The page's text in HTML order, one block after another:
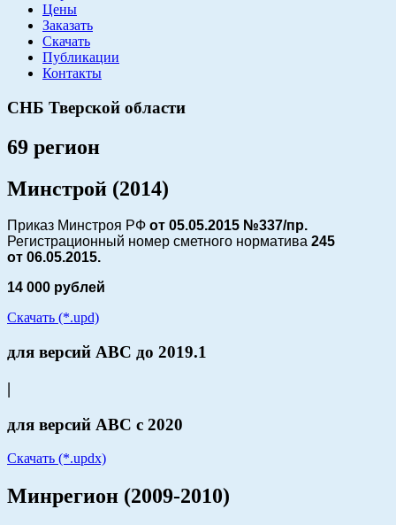
Цены
Заказать
Скачать
Публикации
Контакты
СНБ Тверской области
69 регион
Минстрой (2014)
Приказ Минстроя РФ от 05.05.2015 №337/пр.
Регистрационный номер сметного норматива 245
от 06.05.2015.
14 000 рублей
Скачать (*.upd)
для версий АВС до 2019.1
|
для версий АВС с 2020
Скачать (*.updx)
Минрегион (2009-2010)